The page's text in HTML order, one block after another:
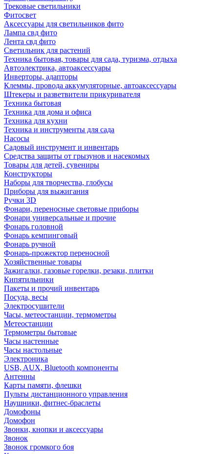
Трековые светильники
Фитосвет
Аксессуары для светильников фито
Лампа свд фито
Лента свд фито
Светильник для растений
Техника бытовая, товары для сада, туризма, отдыха
Автоэлектрика, автоаксессуары
Инверторы, адапторы
Клеммы, провода аккумуляторные, автоаксессуары
Штекеры и разветвители прикуривателя
Техника бытовая
Техника для дома и офиса
Техника для кухни
Техника и инструменты для сада
Насосы
Садовый инструмент и инвентарь
Средства защиты от грызунов и насекомых
Товары для детей, сувениры
Конструкторы
Наборы для творчества, глобусы
Приборы для выжигания
Ручки 3D
Фонари, переносные световые приборы
Фонари универсальные и прочие
Фонарь головной
Фонарь кемпинговый
Фонарь ручной
Фонарь-прожектор переносной
Хозяйственные товары
Зажигалки, газовые горелки, резаки, плитки
Кипятильники
Пакеты и прочий инвентарь
Посуда, весы
Электросушители
Часы, метеостанции, термометры
Метеостанции
Термометры бытовые
Часы настенные
Часы настольные
Электроника
USB, AUX, Bluetooth компоненты
Антенны
Карты памяти, флешки
Пульты дистанционного управления
Наушники, фитнес-браслеты
Домофоны
Домофон
Звонки, кнопки и аксессуары
Звонок
Звонок громкого боя